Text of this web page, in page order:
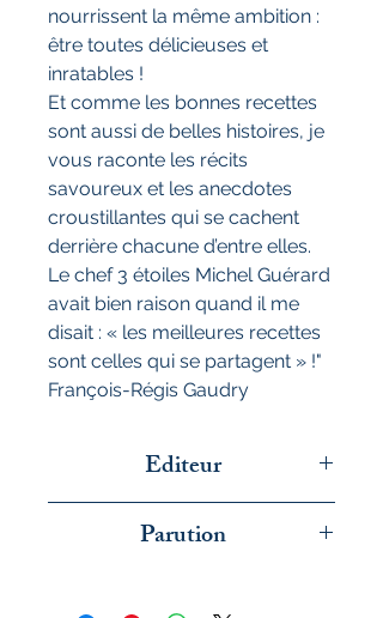
nourrissent la même ambition :
être toutes délicieuses et
inratables !
Et comme les bonnes recettes
sont aussi de belles histoires, je
vous raconte les récits
savoureux et les anecdotes
croustillantes qui se cachent
derrière chacune d’entre elles.
Le chef 3 étoiles Michel Guérard
avait bien raison quand il me
disait : « les meilleures recettes
sont celles qui se partagent » !"
François-Régis Gaudry
Editeur
Parution